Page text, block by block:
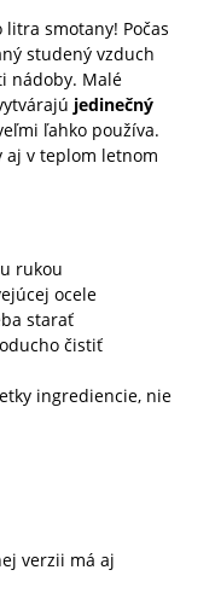
smotany! Počas
studený vzduch
nádoby. Malé
jedinečný
ľahko používa.
aj v teplom letnom
rukou
ocele
starať
čistiť
ingrediencie, nie
verzii má aj